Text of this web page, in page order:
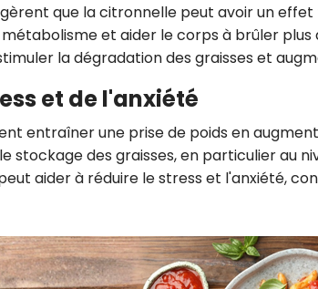
que la citronnelle peut avoir un
et aider le corps à brûler plus
la dégradation des graisses et
et de l'anxiété
entraîner une prise de poids en
stockage des graisses, en particulier au
aider à réduire le stress et l'anxiété,